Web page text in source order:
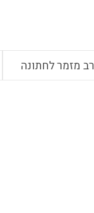
רב מזמר לחתונה